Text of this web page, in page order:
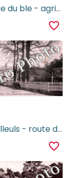
battage du ble - agriculture
favorite_border
Les 4 tilleuls - route de Rambouillet
favorite_border